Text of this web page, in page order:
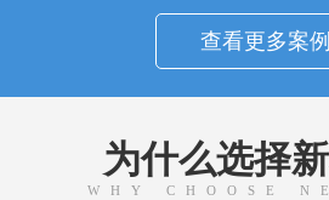
完善的售后服务，常年的技术
在2018年4月通过了AIB审核验
可，在2018年5月更获得了客户
查看更多案
为什么选择
WHY CHOOSE